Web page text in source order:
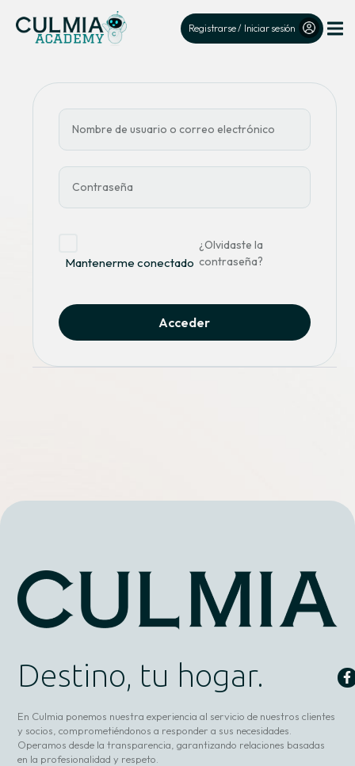
Registrarse / Iniciar sesión
Mantenerme conectado
¿Olvidaste la
contraseña?
Acceder
Destino, tu hogar.
En Culmia ponemos nuestra experiencia al servicio de nuestros clientes
y socios, comprometiéndonos a responder a sus necesidades.
Operamos desde la transparencia, garantizando relaciones basadas
en la profesionalidad y respeto.